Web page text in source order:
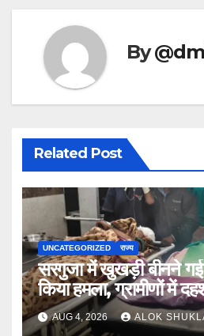
By
Related Post
UNCATEGORIZED राज्य
सरगुजा में खुखड़ी बीनने गई
किया हमला, ग्रामीणों में
AUG 4, 2026 ALOK